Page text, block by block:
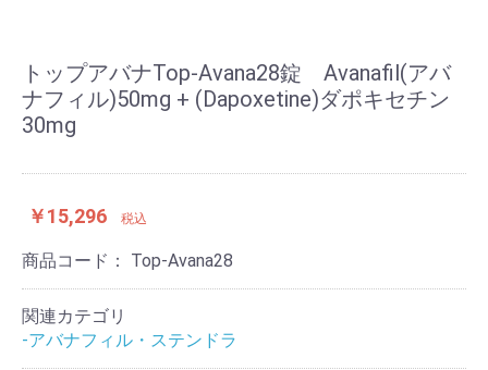
トップアバナTop-Avana28錠 Avanafil(アバ
ナフィル)50mg + (Dapoxetine)ダポキセチン
30mg
￥15,296 税込
商品コード： Top-Avana28
関連カテゴリ
-アバナフィル・ステンドラ